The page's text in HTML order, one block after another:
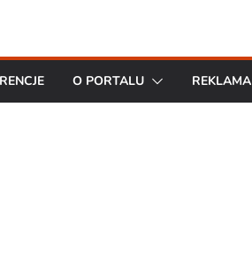
chmurze
O PORTALU REKLAMA